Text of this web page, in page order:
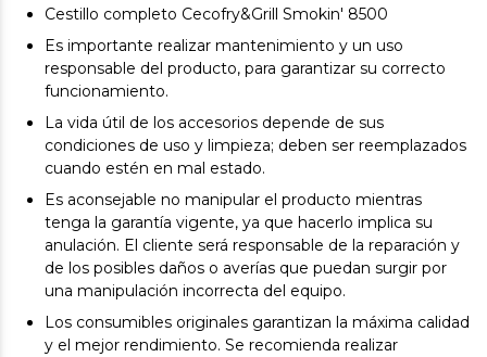
Cestillo completo Cecofry&Grill Smokin' 8500
Es importante realizar mantenimiento y un uso
responsable del producto, para garantizar su correcto
funcionamiento.
La vida útil de los accesorios depende de sus
condiciones de uso y limpieza; deben ser reemplazados
cuando estén en mal estado.
Es aconsejable no manipular el producto mientras
tenga la garantía vigente, ya que hacerlo implica su
anulación. El cliente será responsable de la reparación y
de los posibles daños o averías que puedan surgir por
una manipulación incorrecta del equipo.
Los consumibles originales garantizan la máxima calidad
y el mejor rendimiento. Se recomienda realizar